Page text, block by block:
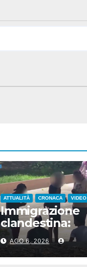
ATTUALITÀ CRONACA VIDEO
Immigrazione
clandestina:
sgominata rete
criminale tra
Algeria, Italia e
AGO 6, 2026